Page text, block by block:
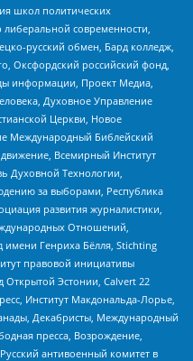
школ политических
современности,
русский обмен, Бард колледж,
Оксфордский российский фонд,
информации, Проект Медиа,
Духовное Управление
Церкви, Новое
Международный Библейский
Всемирный Институт
Духовной Технологии,
за выборами, Республика
развития журналистики,
Отношений,
Генриха Бёлля, Stichting
правовой инициативы
Эстонии, Calvert 22
Институт Макдональда-Лорье,
Декабристы, Международный
пресса, Возрождение,
антивоенный комитет в